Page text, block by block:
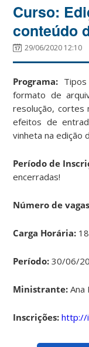
Curso:
conteúdo
29/06/2020 12:10
Programa:
formato de
resolução, cortes
efeitos de
vinheta na edição
Período de
encerradas!
Número de
Carga Horária:
Período: 30/06/
Ministrante: Ana
Inscrições:http://